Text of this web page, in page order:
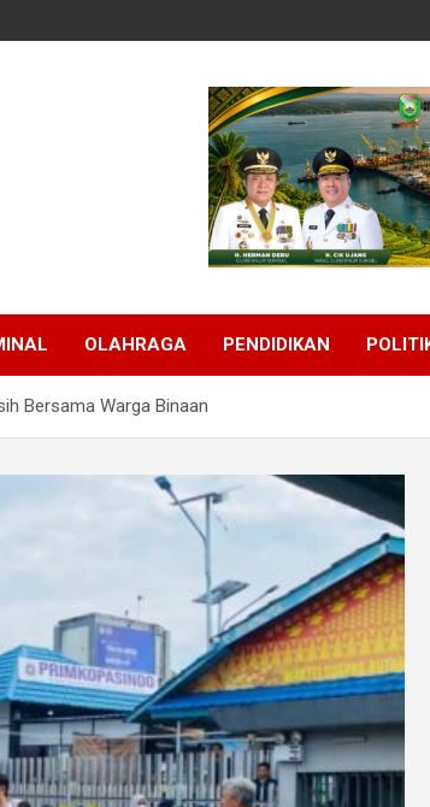
OLAHRAGA PENDIDIKAN
Bersama Warga Binaan